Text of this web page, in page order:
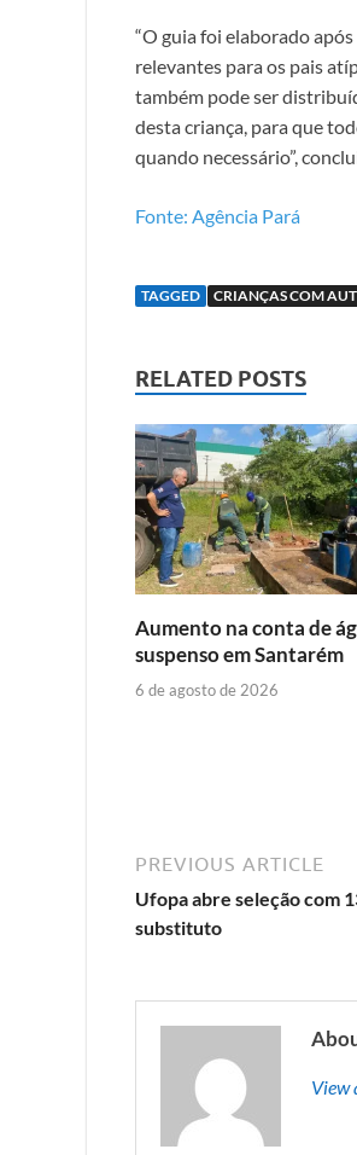
“O guia foi elaborado
relevantes para os pais
também pode ser
desta criança, para que
quando necessário”,
Fonte: Agência Pará
TAGGED CRIANÇAS COM
RELATED POSTS
Aumento na conta de
suspenso em Santarém
6 de agosto de 2026
PREVIOUS ARTICLE
Ufopa abre seleção com
substituto
View